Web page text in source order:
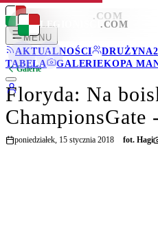
LEGIONISCI .COM
MENU
AKTUALNOŚCI
DRUŻYNA
TABELA
GALERIEKOPA
LEGIONISCI .COM
Galerie
Floryda: Na
ChampionsGate
poniedziałek, 15 stycznia 2018 fot. Hagi